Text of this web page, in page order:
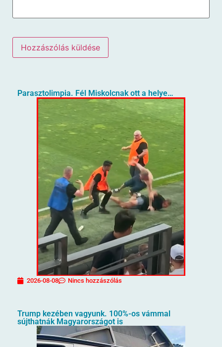
Parasztolimpia. Fél Miskolcnak ott a helye…
2026-08-08 Nincs hozzászólás
Trump kezében vagyunk. 100%-os vámmal
sújthatnák Magyarországot is